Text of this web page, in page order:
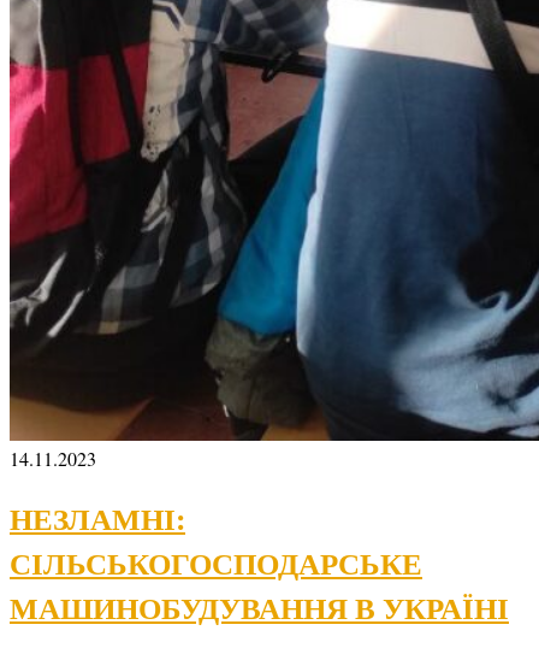
14.11.2023
НЕЗЛАМНІ:
СІЛЬСЬКОГОСПОДАРСЬКЕ
МАШИНОБУДУВАННЯ В УКРАЇНІ